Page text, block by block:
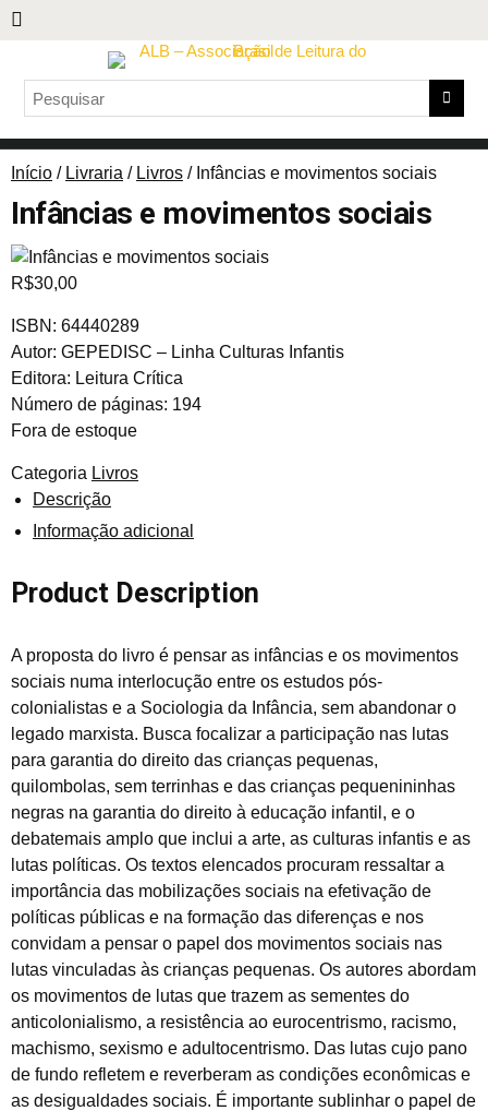
Início / Livraria / Livros / Infâncias e movimentos sociais
Infâncias e movimentos sociais
R$30,00
ISBN: 64440289
Autor: GEPEDISC – Linha Culturas Infantis
Editora: Leitura Crítica
Número de páginas: 194
Fora de estoque
Categoria Livros
Descrição
Informação adicional
Product Description
A proposta do livro é pensar as infâncias e os movimentos
sociais numa interlocução entre os estudos pós-
colonialistas e a Sociologia da Infância, sem abandonar o
legado marxista. Busca focalizar a participação nas lutas
para garantia do direito das crianças pequenas,
quilombolas, sem terrinhas e das crianças pequenininhas
negras na garantia do direito à educação infantil, e o
debatemais amplo que inclui a arte, as culturas infantis e as
lutas políticas. Os textos elencados procuram ressaltar a
importância das mobilizações sociais na efetivação de
políticas públicas e na formação das diferenças e nos
convidam a pensar o papel dos movimentos sociais nas
lutas vinculadas às crianças pequenas. Os autores abordam
os movimentos de lutas que trazem as sementes do
anticolonialismo, a resistência ao eurocentrismo, racismo,
machismo, sexismo e adultocentrismo. Das lutas cujo pano
de fundo refletem e reverberam as condições econômicas e
as desigualdades sociais. É importante sublinhar o papel de